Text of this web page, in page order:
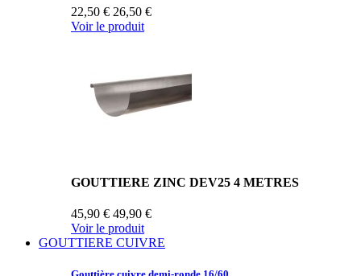
22,50 € 26,50 €
Voir le produit
GOUTTIERE ZINC DEV25 4 METRES
45,90 € 49,90 €
Voir le produit
GOUTTIERE CUIVRE